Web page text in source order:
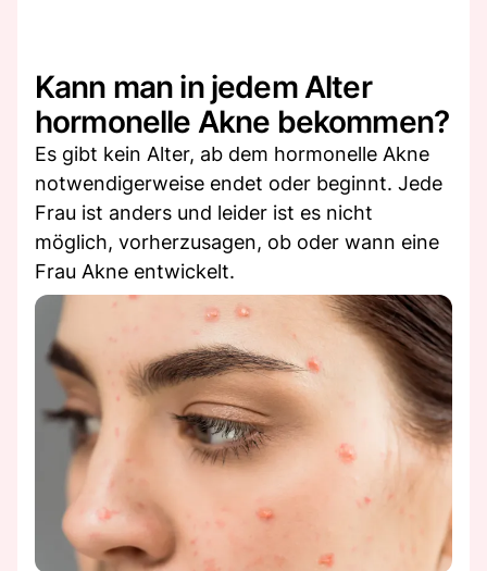
Kann man in jedem Alter
hormonelle Akne bekommen?
Es gibt kein Alter, ab dem hormonelle Akne
notwendigerweise endet oder beginnt. Jede
Frau ist anders und leider ist es nicht
möglich, vorherzusagen, ob oder wann eine
Frau Akne entwickelt.